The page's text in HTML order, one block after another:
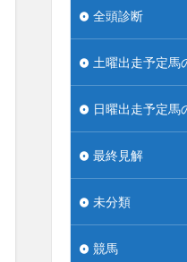
全頭診断
土曜出走予定馬
日曜出走予定馬
最終見解
未分類
競馬